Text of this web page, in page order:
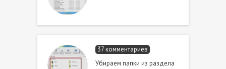
37 комментариев
Убираем папки из раздела